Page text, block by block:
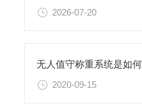
2026-07-20
2020-09-15